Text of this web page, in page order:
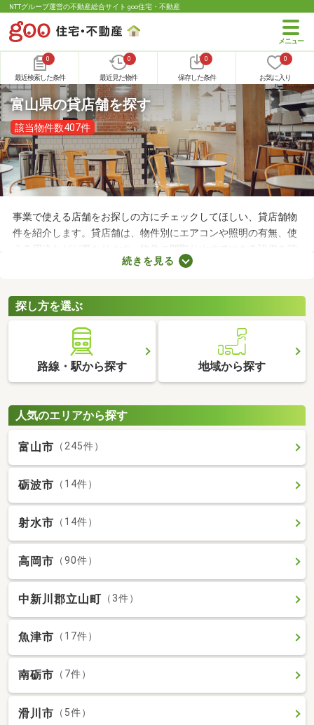
NTTグループ運営の不動産総合サイト goo住宅・不動産
0
最近検索した条件
0
最近見た物件
0
保存した条件
0
お気に入り
富山県の貸店舗を探す
該当物件数407件
事業で使える店舗をお探しの方にチェックしてほしい、貸店舗物
件を紹介します。貸店舗は、物件別にエアコンや照明の有無、使
える用途などが異なります。物件の間取りやすでにある設備を確
認したうえで、内見を申し込むことがおすすめです。店舗の家賃
しょう。
続きを見る
探し方を選ぶ
路線・駅から探す 地域から探す
人気のエリアから探す
富山市 （245件）
砺波市 （14件）
射水市 （14件）
高岡市 （90件）
中新川郡立山町 （3件）
魚津市 （17件）
南砺市 （7件）
滑川市 （5件）